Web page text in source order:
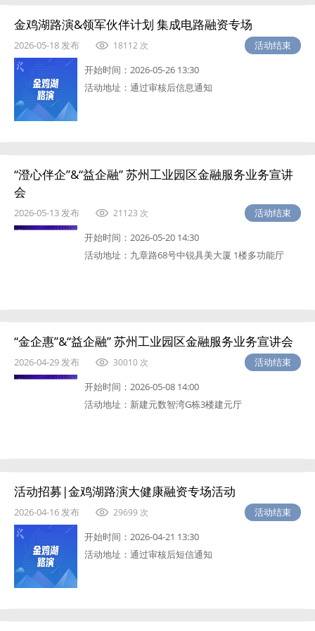
金鸡湖路演&领军伙伴计划 集成电路融资专场
2026-05-18 发布 18112 次
活动结束
开始时间： 2026-05-26 13:30
活动地址： 通过审核后信息通知
“澄心伴企”&“益企融” 苏州工业园区金融服务业务宣讲
会
2026-05-13 发布 21123 次
活动结束
开始时间： 2026-05-20 14:30
活动地址： 九章路68号中锐具美大厦 1楼多功能厅
“金企惠”&“益企融” 苏州工业园区金融服务业务宣讲会
2026-04-29 发布 30010 次
活动结束
开始时间： 2026-05-08 14:00
活动地址： 新建元数智湾G栋3楼建元厅
活动招募|金鸡湖路演大健康融资专场活动
2026-04-16 发布 29699 次
活动结束
开始时间： 2026-04-21 13:30
活动地址： 通过审核后短信通知